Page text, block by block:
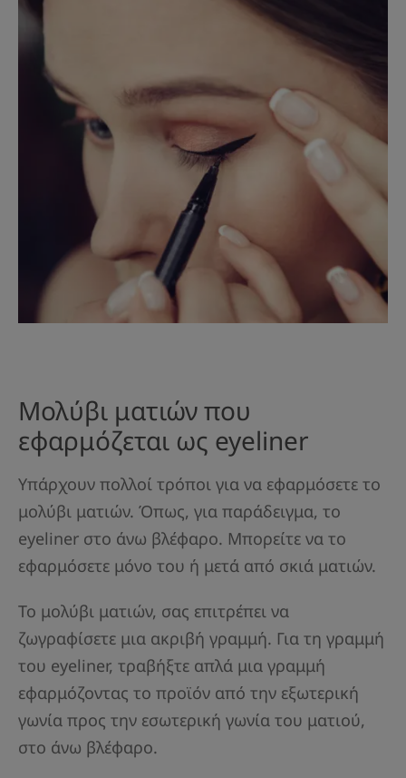
Μολύβι ματιών που
εφαρμόζεται ως eyeliner
Υπάρχουν πολλοί τρόποι για να εφαρμόσετε το
μολύβι ματιών. Όπως, για παράδειγμα, το
eyeliner στο άνω βλέφαρο. Μπορείτε να το
εφαρμόσετε μόνο του ή μετά από σκιά ματιών.
Το μολύβι ματιών, σας επιτρέπει να
ζωγραφίσετε μια ακριβή γραμμή. Για τη γραμμή
του eyeliner, τραβήξτε απλά μια γραμμή
εφαρμόζοντας το προϊόν από την εξωτερική
γωνία προς την εσωτερική γωνία του ματιού,
στο άνω βλέφαρο.